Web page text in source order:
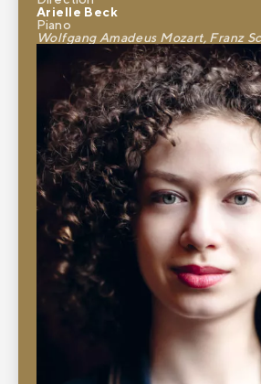
Arielle Beck
Piano
Wolfgang Amadeus Mozart, Franz